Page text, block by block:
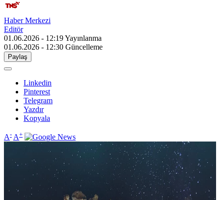
Haber Merkezi
Editör
01.06.2026 - 12:19Yayınlanma
01.06.2026 - 12:30 Güncelleme
Paylaş
Linkedin
Pinterest
Telegram
Yazdır
Kopyala
A- A+